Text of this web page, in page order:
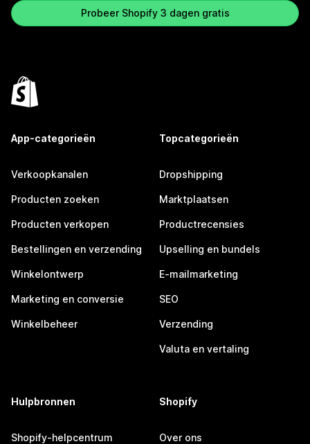
Probeer Shopify 3 dagen gratis
App-categorieën
Verkoopkanalen
Producten zoeken
Producten verkopen
Bestellingen en verzending
Winkelontwerp
Marketing en conversie
Winkelbeheer
Topcategorieën
Dropshipping
Marktplaatsen
Productrecensies
Upselling en bundels
E-mailmarketing
SEO
Verzending
Valuta en vertaling
Hulpbronnen
Shopify-helpcentrum
Shopify
Over ons